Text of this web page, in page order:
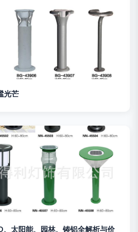
光芒
、太阳能、园林、铸铝全解析与价